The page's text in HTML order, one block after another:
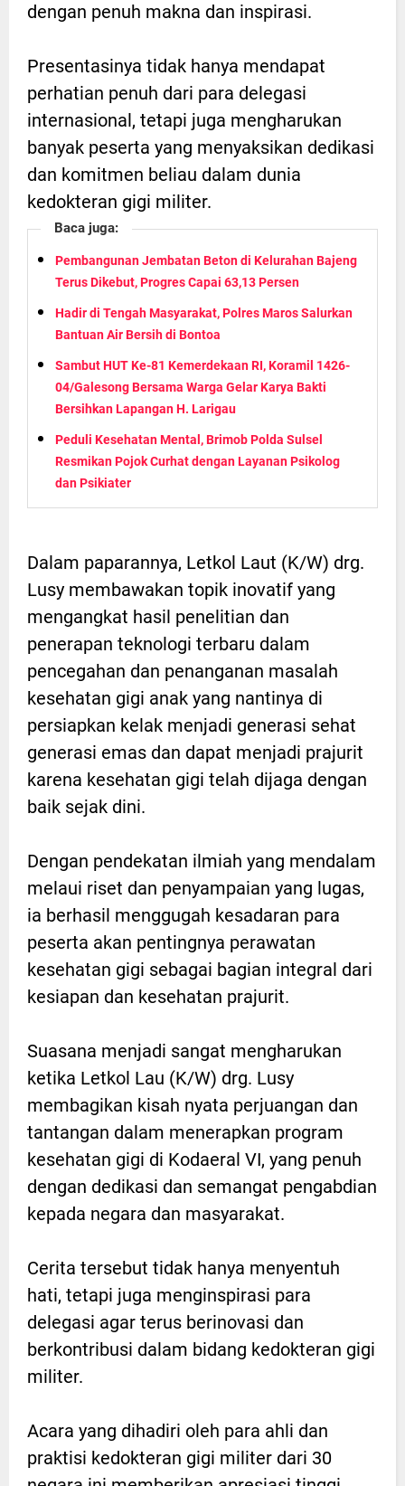
dengan penuh makna dan inspirasi.
Presentasinya tidak hanya mendapat
perhatian penuh dari para delegasi
internasional, tetapi juga mengharukan
banyak peserta yang menyaksikan dedikasi
dan komitmen beliau dalam dunia
kedokteran gigi militer.
Baca juga:
Pembangunan Jembatan Beton di Kelurahan Bajeng
Terus Dikebut, Progres Capai 63,13 Persen
Hadir di Tengah Masyarakat, Polres Maros Salurkan
Bantuan Air Bersih di Bontoa
Sambut HUT Ke-81 Kemerdekaan RI, Koramil 1426-
04/Galesong Bersama Warga Gelar Karya Bakti
Bersihkan Lapangan H. Larigau
Peduli Kesehatan Mental, Brimob Polda Sulsel
Resmikan Pojok Curhat dengan Layanan Psikolog
dan Psikiater
Dalam paparannya, Letkol Laut (K/W) drg.
Lusy membawakan topik inovatif yang
mengangkat hasil penelitian dan
penerapan teknologi terbaru dalam
pencegahan dan penanganan masalah
kesehatan gigi anak yang nantinya di
persiapkan kelak menjadi generasi sehat
generasi emas dan dapat menjadi prajurit
karena kesehatan gigi telah dijaga dengan
baik sejak dini.
Dengan pendekatan ilmiah yang mendalam
melaui riset dan penyampaian yang lugas,
ia berhasil menggugah kesadaran para
peserta akan pentingnya perawatan
kesehatan gigi sebagai bagian integral dari
kesiapan dan kesehatan prajurit.
Suasana menjadi sangat mengharukan
ketika Letkol Lau (K/W) drg. Lusy
membagikan kisah nyata perjuangan dan
tantangan dalam menerapkan program
kesehatan gigi di Kodaeral VI, yang penuh
dengan dedikasi dan semangat pengabdian
kepada negara dan masyarakat.
Cerita tersebut tidak hanya menyentuh
hati, tetapi juga menginspirasi para
delegasi agar terus berinovasi dan
berkontribusi dalam bidang kedokteran gigi
militer.
Acara yang dihadiri oleh para ahli dan
praktisi kedokteran gigi militer dari 30